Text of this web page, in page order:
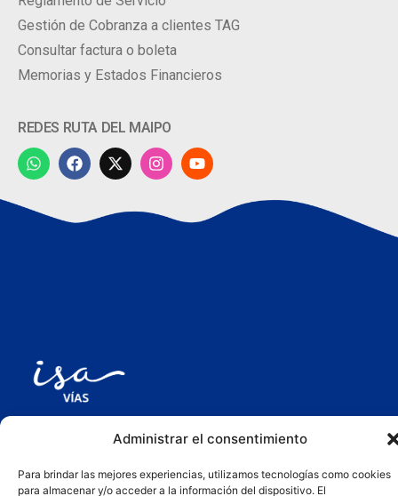
Administrar el consentimiento
Para brindar las mejores experiencias, utilizamos tecnologías como cookies
para almacenar y/o acceder a la información del dispositivo. El
Gestión de Cobranza a clientes TAG
Consultar factura o boleta
Memorias y Estados Financieros
REDES RUTA DEL MAIPO